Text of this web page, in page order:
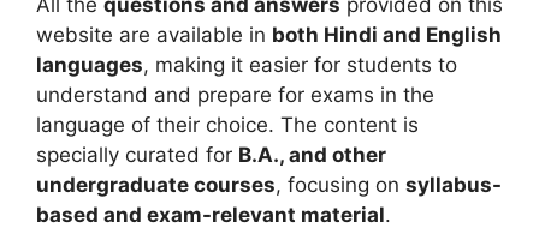
All the questions and answers provided on this
website are available in both Hindi and English
languages, making it easier for students to
understand and prepare for exams in the
language of their choice. The content is
specially curated for B.A., and other
undergraduate courses, focusing on syllabus-
based and exam-relevant material.